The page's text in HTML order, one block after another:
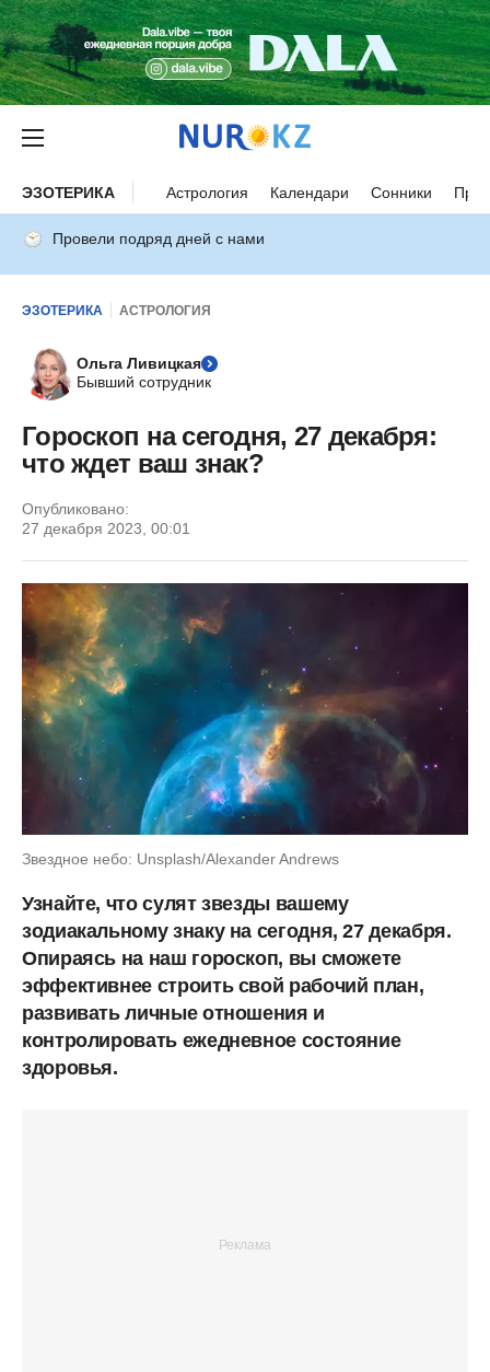
ЭЗОТЕРИКА Астрология Календари Сонники
Провели подряд дней с нами
ЭЗОТЕРИКА АСТРОЛОГИЯ
Ольга Ливицкая
Бывший сотрудник
Гороскоп на сегодня, 27 декабря:
что ждет ваш знак?
Опубликовано:
27 декабря 2023, 00:01
Звездное небо: Unsplash/Alexander Andrews
Узнайте, что сулят звезды вашему
зодиакальному знаку на сегодня, 27 декабря.
Опираясь на наш гороскоп, вы сможете
эффективнее строить свой рабочий план,
развивать личные отношения и
контролировать ежедневное состояние
здоровья.